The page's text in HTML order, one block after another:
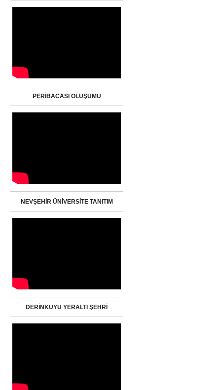
PERİBACASI OLUŞUMU
NEVŞEHİR ÜNİVERSİTE TANITIM
DERİNKUYU YERALTI ŞEHRİ